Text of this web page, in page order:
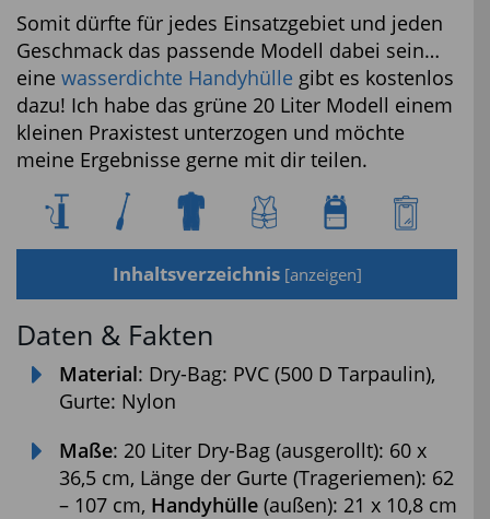
Somit dürfte für jedes Einsatzgebiet und jeden
Geschmack das passende Modell dabei sein…
eine wasserdichte Handyhülle gibt es kostenlos
dazu! Ich habe das grüne 20 Liter Modell einem
kleinen Praxistest unterzogen und möchte
meine Ergebnisse gerne mit dir teilen.
Inhaltsverzeichnis [anzeigen]
Daten & Fakten
Material: Dry-Bag: PVC (500 D Tarpaulin),
Gurte: Nylon
Maße: 20 Liter Dry-Bag (ausgerollt): 60 x
36,5 cm, Länge der Gurte (Trageriemen): 62
– 107 cm, Handyhülle (außen): 21 x 10,8 cm